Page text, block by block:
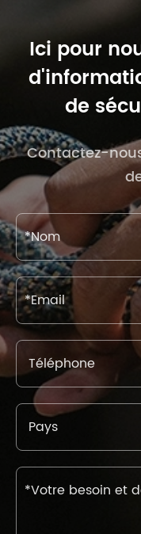
Ici pour
de
Contactez-